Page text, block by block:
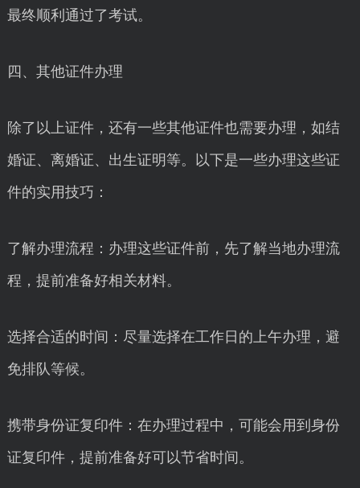
最终顺利通过了考试。
四、其他证件办理
除了以上证件，还有一些其他证件也需要办理，如结
婚证、离婚证、出生证明等。以下是一些办理这些证
件的实用技巧：
了解办理流程：办理这些证件前，先了解当地办理流
程，提前准备好相关材料。
选择合适的时间：尽量选择在工作日的上午办理，避
免排队等候。
携带身份证复印件：在办理过程中，可能会用到身份
证复印件，提前准备好可以节省时间。